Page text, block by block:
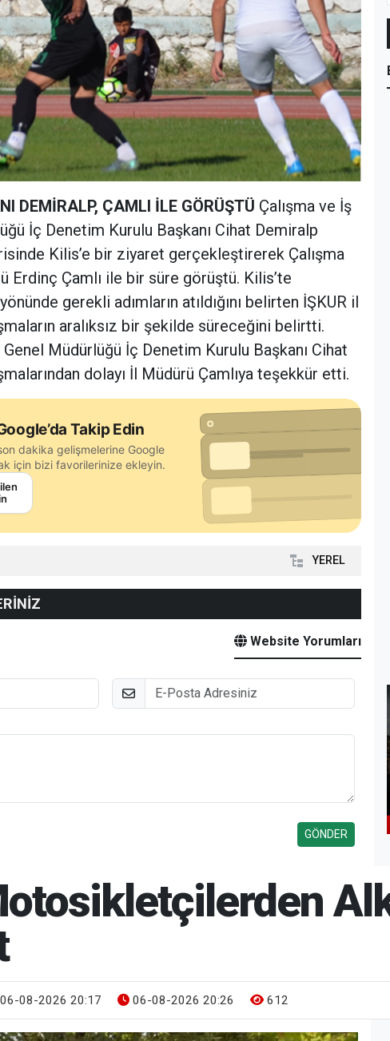
DEMİRALP, ÇAMLI İLE GÖRÜŞTÜ Çalışma ve İş
İç Denetim Kurulu Başkanı Cihat Demiralp
Kilis’e bir ziyaret gerçekleştirerek Çalışma
Erdinç Çamlı ile bir süre görüştü. Kilis’te
gerekli adımların atıldığını belirten İŞKUR il
aralıksız bir şekilde süreceğini belirtti.
Müdürlüğü İç Denetim Kurulu Başkanı Cihat
dolayı İl Müdürü Çamlıya teşekkür etti.
Takip Edin
dakika gelişmelerine Google
için bizi favorilerinize ekleyin.
YEREL
Website Yorumları
E-Posta
06-08-2026 20:17 06-08-2026 20:26 612